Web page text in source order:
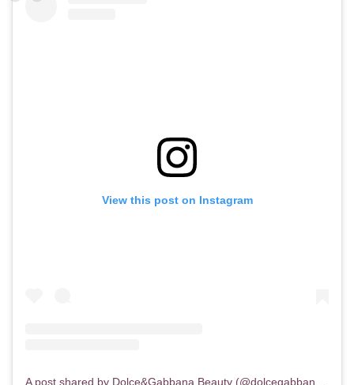
View this post on Instagram